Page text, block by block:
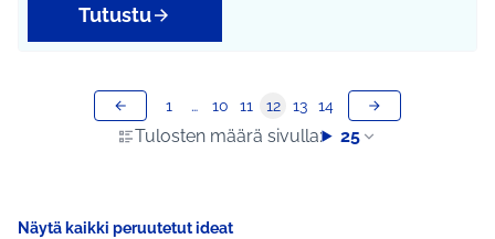
Tutustu
Tulosten määrä sivulla: 25
1 … 10 11 12 13 14
Näytä kaikki peruutetut ideat